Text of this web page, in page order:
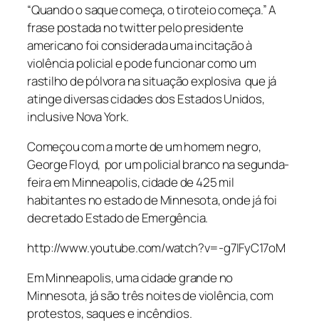
“Quando o saque começa, o tiroteio começa.” A
frase postada no twitter pelo presidente
americano foi considerada uma incitação à
violência policial e pode funcionar como um
rastilho de pólvora na situação explosiva que já
atinge diversas cidades dos Estados Unidos,
inclusive Nova York.
Começou com a morte de um homem negro,
George Floyd, por um policial branco na segunda-
feira em Minneapolis, cidade de 425 mil
habitantes no estado de Minnesota, onde já foi
decretado Estado de Emergência.
http://www.youtube.com/watch?v=-g7IFyC17oM
Em Minneapolis, uma cidade grande no
Minnesota, já são três noites de violência, com
protestos, saques e incêndios.